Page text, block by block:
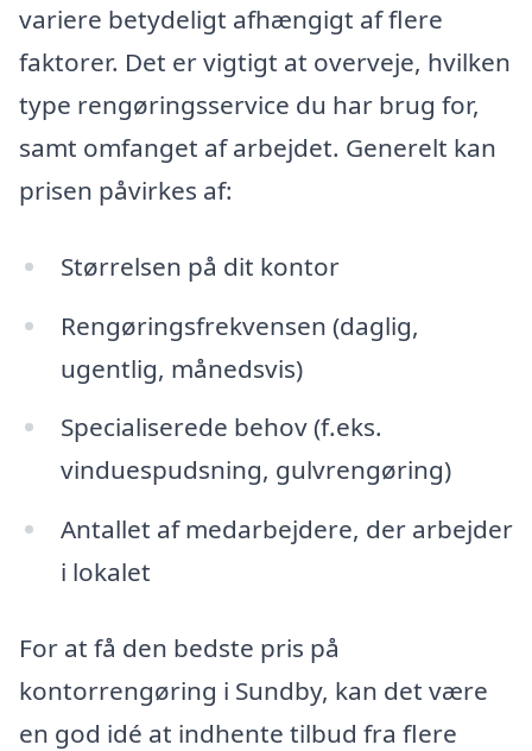
variere betydeligt afhængigt af flere
faktorer. Det er vigtigt at overveje, hvilken
type rengøringsservice du har brug for,
samt omfanget af arbejdet. Generelt kan
prisen påvirkes af:
Størrelsen på dit kontor
Rengøringsfrekvensen (daglig,
ugentlig, månedsvis)
Specialiserede behov (f.eks.
vinduespudsning, gulvrengøring)
Antallet af medarbejdere, der arbejder
i lokalet
For at få den bedste pris på
kontorrengøring i Sundby, kan det være
en god idé at indhente tilbud fra flere